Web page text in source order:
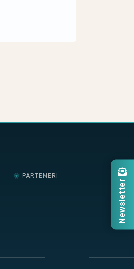
PARTENERI
Newsletter